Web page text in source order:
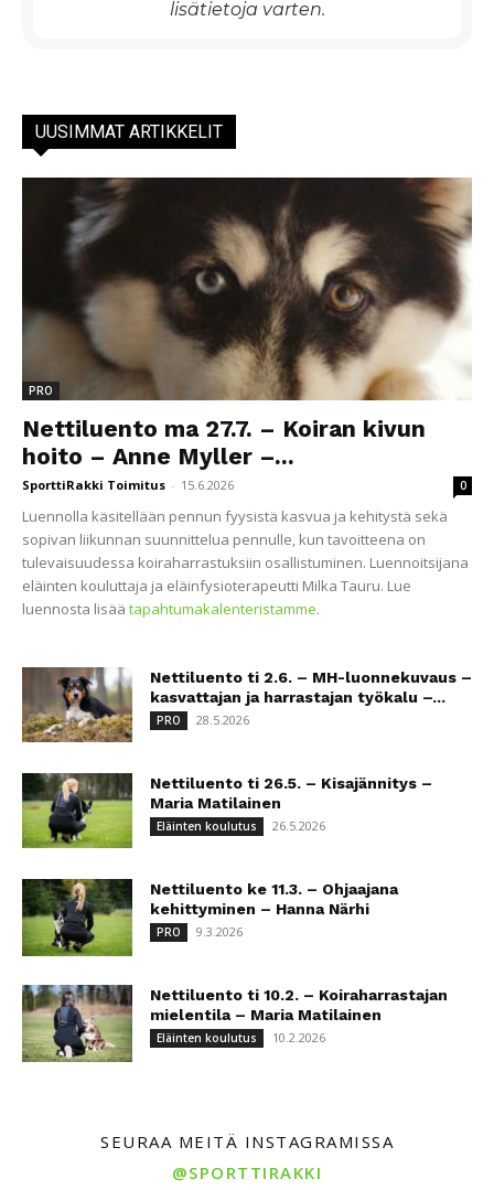
lisätietoja varten.
UUSIMMAT ARTIKKELIT
PRO
Nettiluento ma 27.7. – Koiran kivun
hoito – Anne Myller –...
SporttiRakki Toimitus - 15.6.2026 0
Luennolla käsitellään pennun fyysistä kasvua ja kehitystä sekä
sopivan liikunnan suunnittelua pennulle, kun tavoitteena on
tulevaisuudessa koiraharrastuksiin osallistuminen. Luennoitsijana
eläinten kouluttaja ja eläinfysioterapeutti Milka Tauru. Lue
luennosta lisää tapahtumakalenteristamme.
Nettiluento ti 2.6. – MH-luonnekuvaus –
kasvattajan ja harrastajan työkalu –...
PRO 28.5.2026
Nettiluento ti 26.5. – Kisajännitys –
Maria Matilainen
Eläinten koulutus 26.5.2026
Nettiluento ke 11.3. – Ohjaajana
kehittyminen – Hanna Närhi
PRO 9.3.2026
Nettiluento ti 10.2. – Koiraharrastajan
mielentila – Maria Matilainen
Eläinten koulutus 10.2.2026
SEURAA MEITÄ INSTAGRAMISSA
@SPORTTIRAKKI